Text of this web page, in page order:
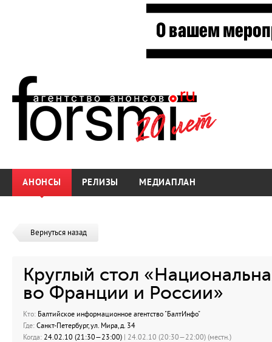
АНОНСЫ РЕЛИЗЫ МЕДИАПЛАН
Вернуться назад
Круглый стол
во Франции и России»
Кто: Балтийское информационное агентство "БалтИнфо"
Где: Санкт-Петербург, ул. Мира, д. 34
Когда: 24.02.10 (21:30—23:00) | 24.02.10 (20:30—22:00) (местн.)